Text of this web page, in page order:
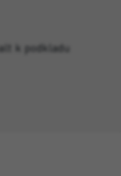
k podkladu